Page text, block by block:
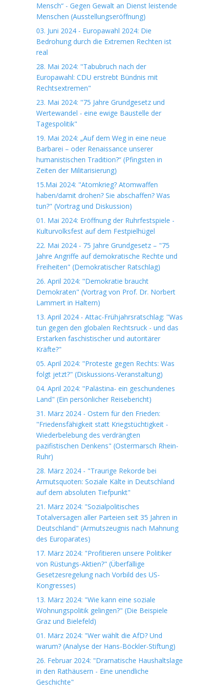
Mensch“ - Gegen Gewalt an Dienst leistende
Menschen (Ausstellungseröffnung)
03. Juni 2024 - Europawahl 2024: Die
Bedrohung durch die Extremen Rechten ist
real
28. Mai 2024: "Tabubruch nach der
Europawahl: CDU erstrebt Bündnis mit
Rechtsextremen"
23. Mai 2024: "75 Jahre Grundgesetz und
Wertewandel - eine ewige Baustelle der
Tagespolitik"
19. Mai 2024: „Auf dem Weg in eine neue
Barbarei – oder Renaissance unserer
humanistischen Tradition?“ (Pfingsten in
Zeiten der Militarisierung)
15.Mai 2024: "Atomkrieg? Atomwaffen
haben/damit drohen? Sie abschaffen? Was
tun?" (Vortrag und Diskussion)
01. Mai 2024: Eröffnung der Ruhrfestspiele -
Kulturvolksfest auf dem Festpielhügel
22. Mai 2024 - 75 Jahre Grundgesetz – "75
Jahre Angriffe auf demokratische Rechte und
Freiheiten" (Demokratischer Ratschlag)
26. April 2024: "Demokratie braucht
Demokraten" (Vortrag von Prof. Dr. Norbert
Lammert in Haltern)
13. April 2024 - Attac-Frühjahrsratschlag: "Was
tun gegen den globalen Rechtsruck - und das
Erstarken faschistischer und autoritärer
Kräfte?"
05. April 2024: "Proteste gegen Rechts: Was
folgt jetzt?" (Diskussions-Veranstaltung)
04. April 2024: "Palästina- ein geschundenes
Land" (Ein persönlicher Reisebericht)
31. März 2024 - Ostern für den Frieden:
"Friedensfähigkeit statt Kriegstüchtigkeit -
Wiederbelebung des verdrängten
pazifistischen Denkens" (Ostermarsch Rhein-
Ruhr)
28. März 2024 - "Traurige Rekorde bei
Armutsquoten: Soziale Kälte in Deutschland
auf dem absoluten Tiefpunkt"
21. März 2024: "Sozialpolitisches
Totalversagen aller Parteien seit 35 Jahren in
Deutschland" (Armutszeugnis nach Mahnung
des Europarates)
17. März 2024: "Profitieren unsere Politiker
von Rüstungs-Aktien?" (Überfällige
Gesetzesregelung nach Vorbild des US-
Kongresses)
13. März 2024: "Wie kann eine soziale
Wohnungspolitik gelingen?" (Die Beispiele
Graz und Bielefeld)
01. März 2024: "Wer wählt die AfD? Und
warum? (Analyse der Hans-Böckler-Stiftung)
26. Februar 2024: "Dramatische Haushaltslage
in den Rathäusern - Eine unendliche
Geschichte"